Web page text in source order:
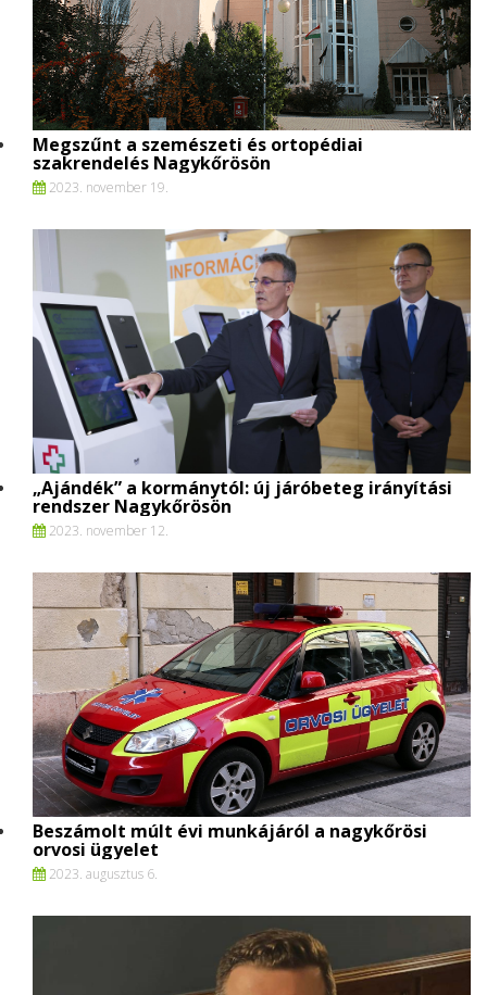
Megszűnt a szemészeti és ortopédiai
szakrendelés Nagykőrösön
2023. november 19.
„Ajándék” a kormánytól: új járóbeteg irányítási
rendszer Nagykőrösön
2023. november 12.
Beszámolt múlt évi munkájáról a nagykőrösi
orvosi ügyelet
2023. augusztus 6.